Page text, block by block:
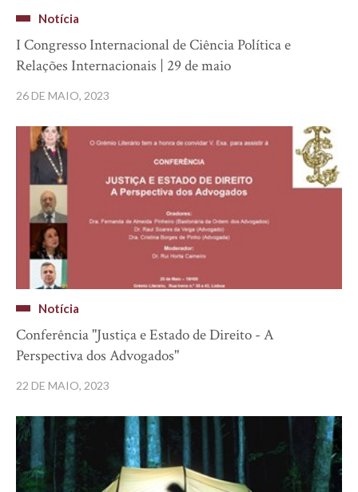
Notícia
I Congresso Internacional de Ciência Política e
Relações Internacionais | 29 de maio
26 DE MAIO, 2023
Notícia
Conferência "Justiça e Estado de Direito - A
Perspectiva dos Advogados"
22 DE MAIO, 2023